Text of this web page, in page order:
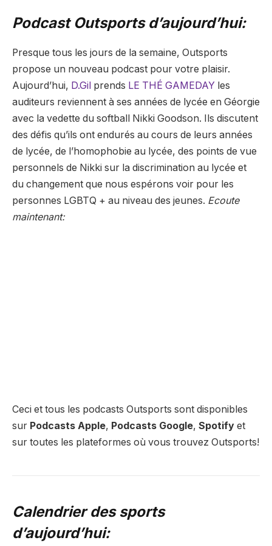
Podcast Outsports d’aujourd’hui:
Presque tous les jours de la semaine, Outsports
propose un nouveau podcast pour votre plaisir.
Aujourd’hui, D.Gil prends LE THÉ GAMEDAY les
auditeurs reviennent à ses années de lycée en Géorgie
avec la vedette du softball Nikki Goodson. Ils discutent
des défis qu’ils ont endurés au cours de leurs années
de lycée, de l’homophobie au lycée, des points de vue
personnels de Nikki sur la discrimination au lycée et
du changement que nous espérons voir pour les
personnes LGBTQ + au niveau des jeunes. Ecoute
maintenant:
Ceci et tous les podcasts Outsports sont disponibles
sur Podcasts Apple, Podcasts Google, Spotify et
sur toutes les plateformes où vous trouvez Outsports!
Calendrier des sports
d’aujourd’hui: